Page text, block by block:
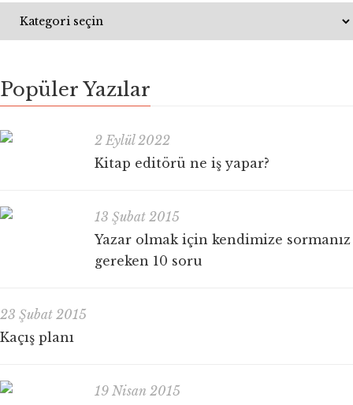
Popüler Yazılar
2 Eylül 2022
Kitap editörü ne iş yapar?
13 Şubat 2015
Yazar olmak için kendimize sormanız
gereken 10 soru
23 Şubat 2015
Kaçış planı
19 Nisan 2015